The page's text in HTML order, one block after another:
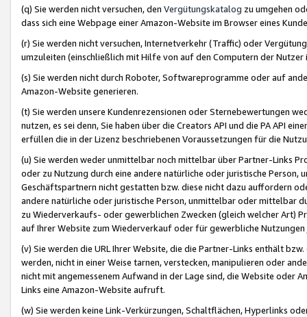
(q) Sie werden nicht versuchen, den Vergütungskatalog zu umgehen
dass sich eine Webpage einer Amazon-Website im Browser eines
(r) Sie werden nicht versuchen, Internetverkehr (Traffic) oder
umzuleiten (einschließlich mit Hilfe von auf den Computern der
(s) Sie werden nicht durch Roboter, Softwareprogramme oder auf
Amazon-Website generieren.
(t) Sie werden unsere Kundenrezensionen oder Sternebewertungen
nutzen, es sei denn, Sie haben über die Creators API und die PA API
erfüllen die in der Lizenz beschriebenen Voraussetzungen für die
(u) Sie werden weder unmittelbar noch mittelbar über Partner-Links
oder zu Nutzung durch eine andere natürliche oder juristische
Geschäftspartnern nicht gestatten bzw. diese nicht dazu auffordern
andere natürliche oder juristische Person, unmittelbar oder mittelbar
zu Wiederverkaufs- oder gewerblichen Zwecken (gleich welcher Art)
auf Ihrer Website zum Wiederverkauf oder für gewerbliche
(v) Sie werden die URL Ihrer Website, die die Partner-Links enthält
werden, nicht in einer Weise tarnen, verstecken, manipulieren oder
nicht mit angemessenem Aufwand in der Lage sind, die Website oder
Links eine Amazon-Website aufruft.
(w) Sie werden keine Link-Verkürzungen, Schaltflächen, Hyperlinks